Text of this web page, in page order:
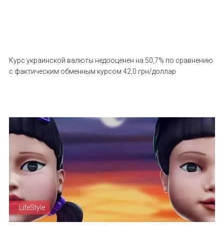
Курс украинской валюты недооценен на 50,7% по сравнению
с фактическим обменным курсом 42,0 грн/доллар
LifeStyle